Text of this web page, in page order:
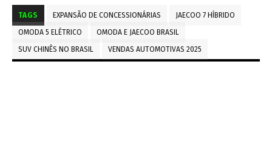
TAGS EXPANSÃO DE CONCESSIONÁRIAS
JAECOO 7 HÍBRIDO
OMODA 5 ELÉTRICO
OMODA E JAECOO BRASIL
SUV CHINÊS NO BRASIL
VENDAS AUTOMOTIVAS 2025